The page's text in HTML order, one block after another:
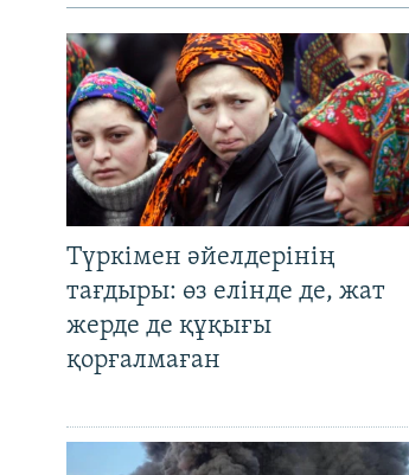
Түркімен әйелдерінің
тағдыры: өз елінде де, жат
жерде де құқығы
қорғалмаған